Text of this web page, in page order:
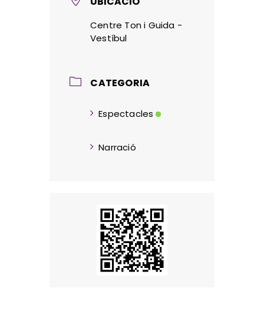
Centre Ton i Guida -
Vestíbul
CATEGORIA
Espectacles
Narració